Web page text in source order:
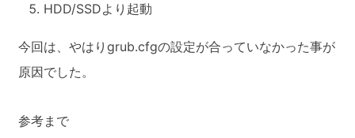
HDD/SSDより起動
今回は、やはりgrub.cfgの設定が合っていなかった事が
原因でした。
参考まで